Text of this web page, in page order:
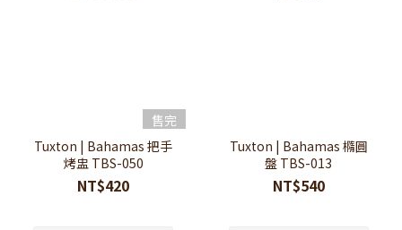
售完
Tuxton | Bahamas 把手
烤盅 TBS-050
NT$420
Tuxton | Bahamas 橢圓
盤 TBS-013
NT$540